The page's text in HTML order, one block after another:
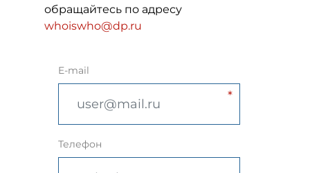
обращайтесь по адресу
whoiswho@dp.ru
E-mail
Телефон